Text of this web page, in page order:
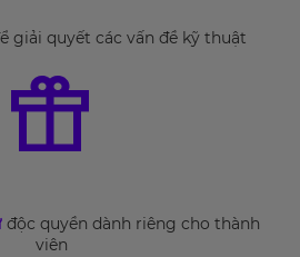
giải quyết các vấn đề kỹ thuật
độc quyền dành riêng cho thành
viên